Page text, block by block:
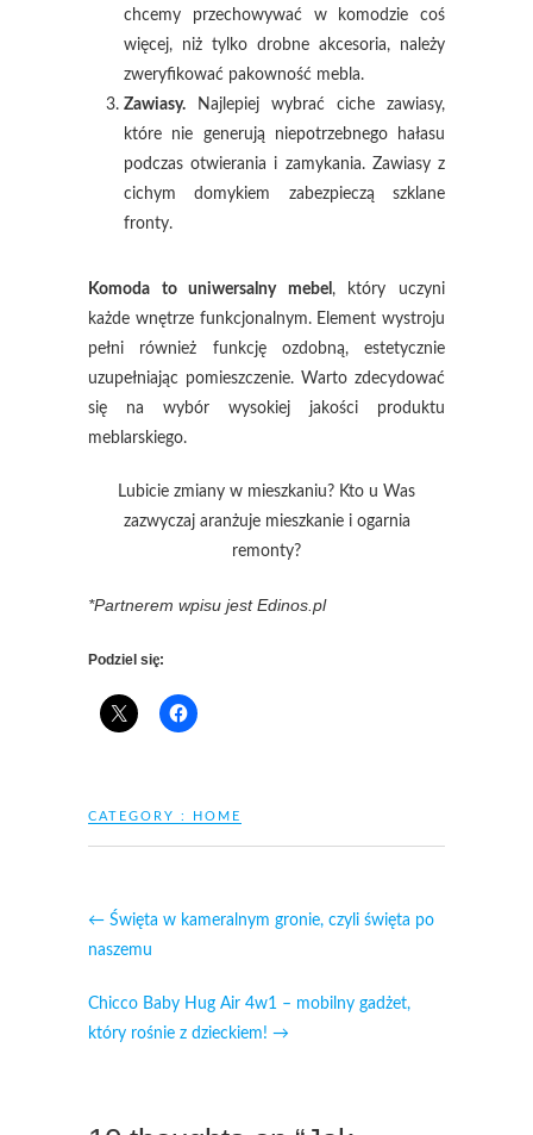
chcemy przechowywać w komodzie coś
więcej, niż tylko drobne akcesoria, należy
zweryfikować pakowność mebla.
Zawiasy. Najlepiej wybrać ciche zawiasy,
które nie generują niepotrzebnego hałasu
podczas otwierania i zamykania. Zawiasy z
cichym domykiem zabezpieczą szklane
fronty.
Komoda to uniwersalny mebel , który uczyni
każde wnętrze funkcjonalnym. Element wystroju
pełni również funkcję ozdobną, estetycznie
uzupełniając pomieszczenie. Warto zdecydować
się na wybór wysokiej jakości produktu
meblarskiego.
Lubicie zmiany w mieszkaniu? Kto u Was
zazwyczaj aranżuje mieszkanie i ogarnia
remonty?
*Partnerem wpisu jest Edinos.pl
Podziel się:
CATEGORY : HOME
← Święta w kameralnym gronie, czyli święta po
naszemu
Chicco Baby Hug Air 4w1 – mobilny gadżet,
który rośnie z dzieckiem! →